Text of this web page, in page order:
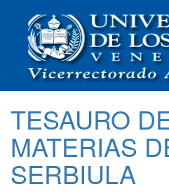
TESAURO
MATERIAS
SERBIULA